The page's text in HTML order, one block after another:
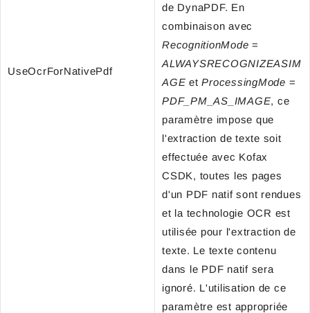
UseOcrForNativePdf
de DynaPDF. En
combinaison avec
RecognitionMode =
ALWAYSRECOGNIZEASIM
AGE etProcessingMode =
PDF_PM_AS_IMAGE, ce
paramètre impose que
l'extraction de texte soit
effectuée avec Kofax
CSDK, toutes les pages
d'un PDF natif sont rendues
et la technologie OCR est
utilisée pour l'extraction de
texte. Le texte contenu
dans le PDF natif sera
ignoré. L'utilisation de ce
paramètre est appropriée